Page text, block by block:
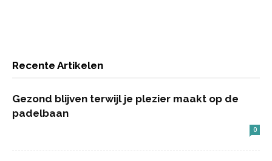
Recente Artikelen
Gezond blijven terwijl je plezier maakt op de
padelbaan
0